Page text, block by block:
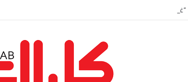
“غدنة الفكر” للأديب السعودي احمد بن عبدالله العبدالنبي